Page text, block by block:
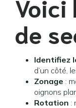
Voici
de
Identifiez
d’un côté,
Zonage :
oignons
Rotation :